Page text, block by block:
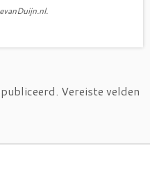
Vereiste velden